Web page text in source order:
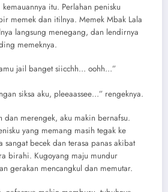
itu. Perlahan penisku
memek dan itilnya. Memek Mbak Lala
langsung menegang, dan lendirnya
memeknya.
jail banget siicchh… oohh…”
siksa aku, pleeaassee…” rengeknya.
merengek, aku makin bernafsu.
yang memang masih tegak ke
sangat becek dan terasa panas akibat
birahi. Kugoyang maju mundur
gerakan mencangkul dan memutar.